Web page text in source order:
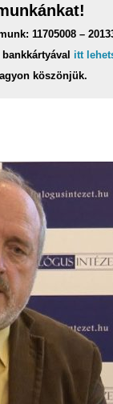
11705008 –
itt
köszönjük.